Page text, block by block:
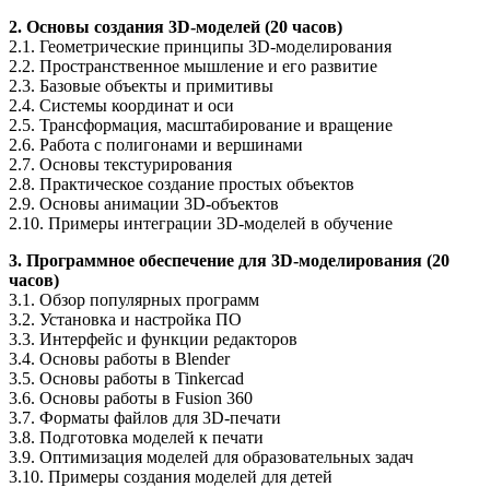
2. Основы создания 3D-моделей (20 часов)
2.1. Геометрические принципы 3D-моделирования
2.2. Пространственное мышление и его развитие
2.3. Базовые объекты и примитивы
2.4. Системы координат и оси
2.5. Трансформация, масштабирование и вращение
2.6. Работа с полигонами и вершинами
2.7. Основы текстурирования
2.8. Практическое создание простых объектов
2.9. Основы анимации 3D-объектов
2.10. Примеры интеграции 3D-моделей в обучение
3. Программное обеспечение для 3D-моделирования (20
часов)
3.1. Обзор популярных программ
3.2. Установка и настройка ПО
3.3. Интерфейс и функции редакторов
3.4. Основы работы в Blender
3.5. Основы работы в Tinkercad
3.6. Основы работы в Fusion 360
3.7. Форматы файлов для 3D-печати
3.8. Подготовка моделей к печати
3.9. Оптимизация моделей для образовательных задач
3.10. Примеры создания моделей для детей